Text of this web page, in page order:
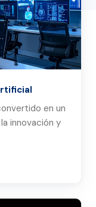
en un
innovación y